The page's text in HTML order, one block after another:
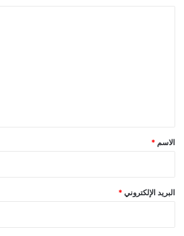
*
الاسم *
البريد الإلكتروني *